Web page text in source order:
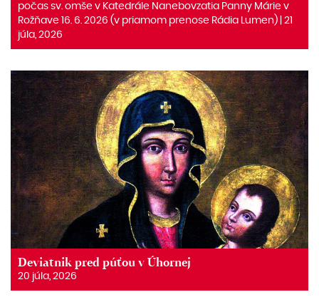
počas sv. omše v Katedrále Nanebovzatia Panny Márie v
Rožňave 16. 6. 2026 (v priamom prenose Rádia Lumen) | 21
júla, 2026
Deviatnik pred púťou v Úhornej
20 júla, 2026